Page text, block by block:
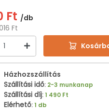
Ft /db
Ft
Házhozszállítás
Szállítási idő: 2-3 munkanap
Szállítási díj:1 490 Ft
Elérhető:1 db